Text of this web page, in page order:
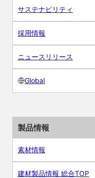
サステナビリティ
採用情報
ニュースリリース
Global
製品情報
素材情報
建材製品情報 総合TOP